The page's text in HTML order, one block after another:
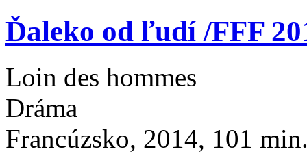
Ďaleko od ľudí /FFF
Loin des hommes
Dráma
Francúzsko, 2014, 101